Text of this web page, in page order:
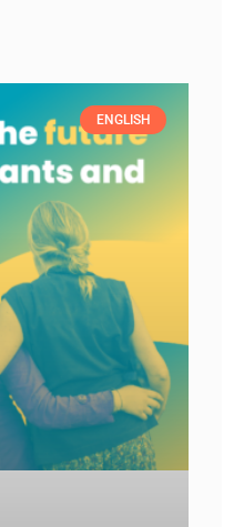
ENGLISH